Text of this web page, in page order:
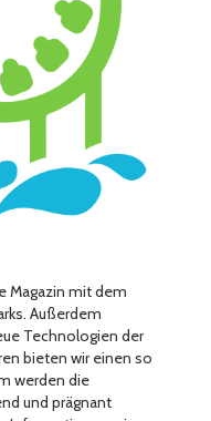
Magazin mit dem
Außerdem
Technologien der
bieten wir einen so
werden die
und prägnant